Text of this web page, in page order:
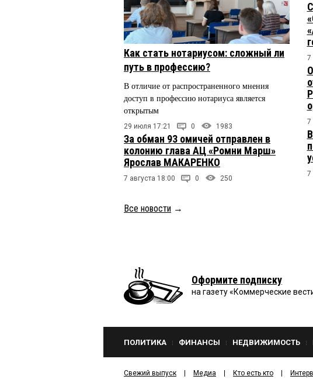
Как стать нотариусом: сложный ли
путь в профессию?
В отличие от распространенного мнения
доступ в профессию нотариуса является
открытым
29 июля 17:21 0 1983
За обман 93 омичей отправлен в
колонию глава АЦ «Ромни Марш»
Ярослав МАКАРЕНКО
7 августа 18:00 0 250
7
7
7
Все новости →
Оформите подписку
на газету «Коммерческие
ПОЛИТИКА ФИНАНСЫ НЕДВИЖИМОСТЬ
Свежий выпуск Медиа Кто есть кто